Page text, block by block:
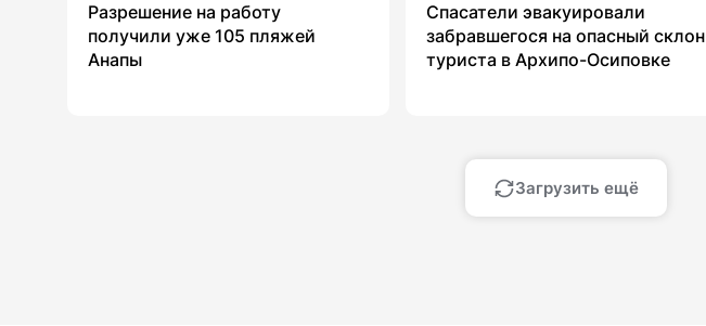
Разрешение на работу
получили уже 105 пляжей
Анапы
Спасатели эвакуировали
забравшегося на опасный склон
туриста в Архипо-Осиповке
Загрузить ещё